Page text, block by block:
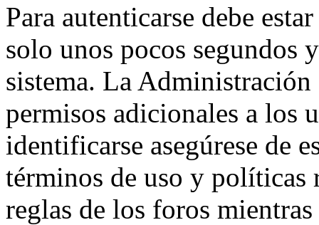
Para autenticarse debe
solo unos pocos segundos
sistema. La
permisos adicionales a los
identificarse asegúrese de
términos de uso y políticas
reglas de los foros